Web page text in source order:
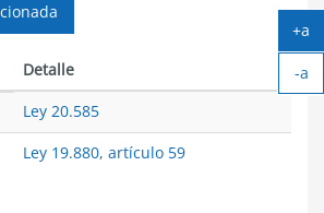
Detalle
Ley 20.585
Ley 19.880, artículo 59
+a
-a